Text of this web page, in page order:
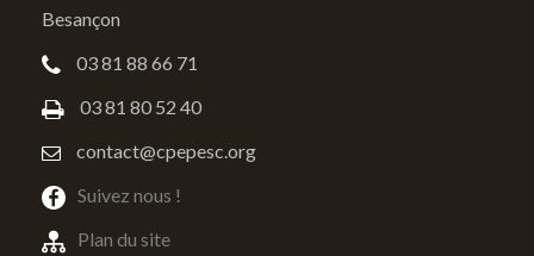
Besançon
03 81 88 66 71
03 81 80 52 40
contact@cpepesc.org
Suivez nous !
Plan du site